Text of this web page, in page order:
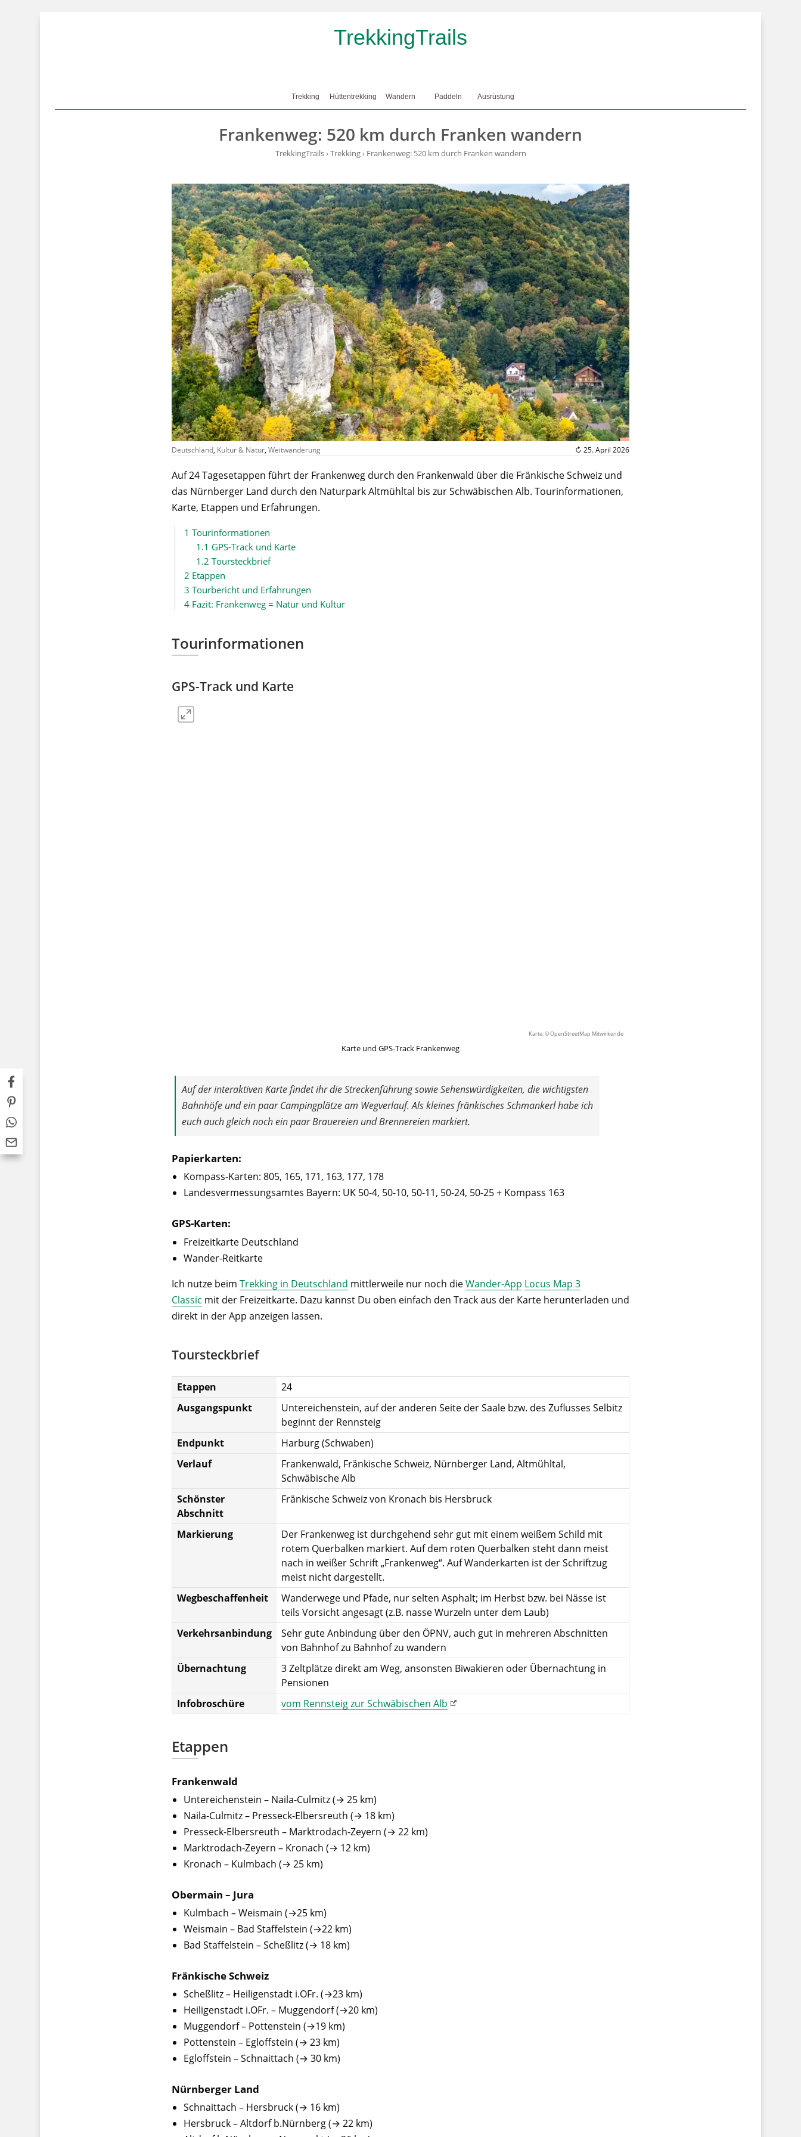
TrekkingTrails
Trekking Hüttentrekking Wandern Paddeln Ausrüstung
Frankenweg: 520 km durch Franken wandern
TrekkingTrails›Trekking› Frankenweg: 520 km durch Franken wandern
Deutschland, Kultur & Natur, Weitwanderung ↻ 25. April 2026
Auf 24 Tagesetappen führt der Frankenweg durch den Frankenwald über die Fränkische Schweiz und
das Nürnberger Land durch den Naturpark Altmühltal bis zur Schwäbischen Alb. Tourinformationen,
Karte, Etappen und Erfahrungen.
1 Tourinformationen
1.1 GPS-Track und Karte
1.2 Toursteckbrief
2 Etappen
3 Tourbericht und Erfahrungen
4 Fazit: Frankenweg = Natur und Kultur
Tourinformationen
GPS-Track und Karte
Karte und GPS-Track Frankenweg
Karte: ©OpenStreetMap Mitwirkende
Auf der interaktiven Karte findet ihr die Streckenführung sowie Sehenswürdigkeiten, die wichtigsten
Bahnhöfe und ein paar Campingplätze am Wegverlauf. Als kleines fränkisches Schmankerl habe ich
euch auch gleich noch ein paar Brauereien und Brennereien markiert.
Papierkarten:
Kompass-Karten: 805, 165, 171, 163, 177, 178
Landesvermessungsamtes Bayern: UK 50-4, 50-10, 50-11, 50-24, 50-25 + Kompass 163
GPS-Karten:
Freizeitkarte Deutschland
Wander-Reitkarte
Ich nutze beim Trekking in Deutschland mittlerweile nur noch dieWander-App Locus Map 3
Classic mit der Freizeitkarte. Dazu kannst Du oben einfach den Track aus der Karte herunterladen und
direkt in der App anzeigen lassen.
Toursteckbrief
Etappen
24
Ausgangspunkt
Untereichenstein, auf der anderen Seite der Saale bzw. des Zuflusses Selbitz
beginnt der Rennsteig
Endpunkt
Harburg (Schwaben)
Verlauf
Frankenwald, Fränkische Schweiz, Nürnberger Land, Altmühltal,
Schwäbische Alb
Schönster
Abschnitt
Fränkische Schweiz von Kronach bis Hersbruck
Markierung
Der Frankenweg ist durchgehend sehr gut mit einem weißem Schild mit
rotem Querbalken markiert. Auf dem roten Querbalken steht dann meist
nach in weißer Schrift „Frankenweg“. Auf Wanderkarten ist der Schriftzug
meist nicht dargestellt.
Wegbeschaffenheit
Wanderwege und Pfade, nur selten Asphalt; im Herbst bzw. bei Nässe ist
teils Vorsicht angesagt (z.B. nasse Wurzeln unter dem Laub)
Verkehrsanbindung
Sehr gute Anbindung über den ÖPNV, auch gut in mehreren Abschnitten
von Bahnhof zu Bahnhof zu wandern
Übernachtung
3 Zeltplätze direkt am Weg, ansonsten Biwakieren oder Übernachtung in
Pensionen
Infobroschüre
vom Rennsteig zur Schwäbischen Alb
Etappen
Frankenwald
Untereichenstein – Naila-Culmitz (→ 25 km)
Naila-Culmitz – Presseck-Elbersreuth (→ 18 km)
Presseck-Elbersreuth – Marktrodach-Zeyern (→ 22 km)
Marktrodach-Zeyern – Kronach (→ 12 km)
Kronach – Kulmbach (→ 25 km)
Obermain – Jura
Kulmbach – Weismain (→25 km)
Weismain – Bad Staffelstein (→22 km)
Bad Staffelstein – Scheßlitz (→ 18 km)
Fränkische Schweiz
Scheßlitz – Heiligenstadt i.OFr. (→23 km)
Heiligenstadt i.OFr. – Muggendorf (→20 km)
Muggendorf – Pottenstein (→19 km)
Pottenstein – Egloffstein (→ 23 km)
Egloffstein – Schnaittach (→ 30 km)
Nürnberger Land
Schnaittach – Hersbruck (→ 16 km)
Hersbruck – Altdorf b.Nürnberg (→ 22 km)